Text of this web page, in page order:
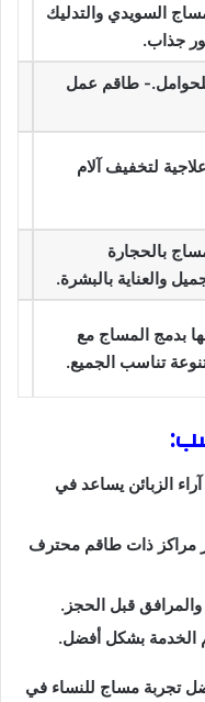
السويدي والتدليك
جذاب.
طاقم عمل
لتخفيف آلام
بالحجارة
والعناية بالبشرة.
بدمج المساج مع
تناسب الجميع.
الزبائن يساعد في
مراكز ذات طاقم محترف
والمرافق قبل الحجز.
الخدمة بشكل أفضل.
تجربة مساج للنساء في